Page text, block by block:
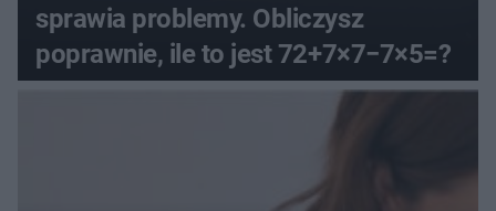
sprawia problemy. Obliczysz
poprawnie, ile to jest 72+7×7−7×5=?